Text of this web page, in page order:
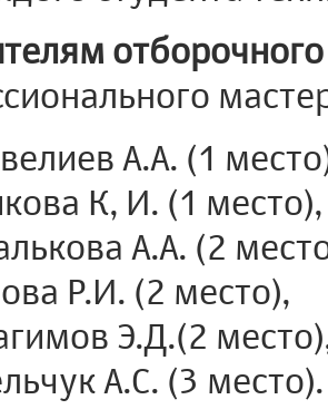
А.А. (1
К, И. (1 место),
А.А. (2
Р.И. (2 место),
Э.Д.(2
А.С. (3 место).